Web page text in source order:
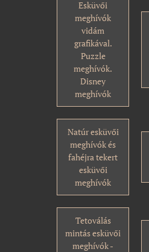
Esküvői
meghívók
vidám
grafikával.
Puzzle
meghívók.
Disney
meghívók
Natúr esküvői
meghívók és
fahéjra tekert
esküvői
meghívók
Tetoválás
mintás esküvői
meghívók -